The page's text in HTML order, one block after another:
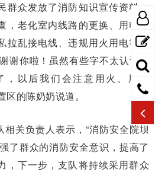
众发放了消防知识宣传资料，
，老化室内线路的更换、用电插
拉乱接电线、违规用火用电等内
谢你啦！虽然有些字不太认识，
以后我们会注意用火、用电
的陈奶奶说道。
关负责人表示，“消防安全院坝
了群众的消防安全意识，提高了
，下一步，支队将持续采用群众